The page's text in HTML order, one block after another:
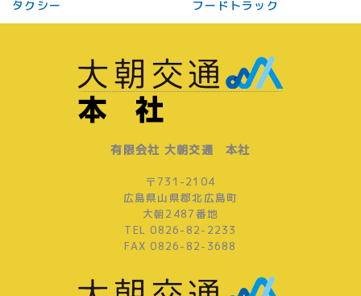
タクシー
フードトラック
有限会社 大朝交通 本社
〒731-2104
広島県山県郡北広島町
大朝2487番地
TEL 0826-82-2233
FAX 0826-82-3688